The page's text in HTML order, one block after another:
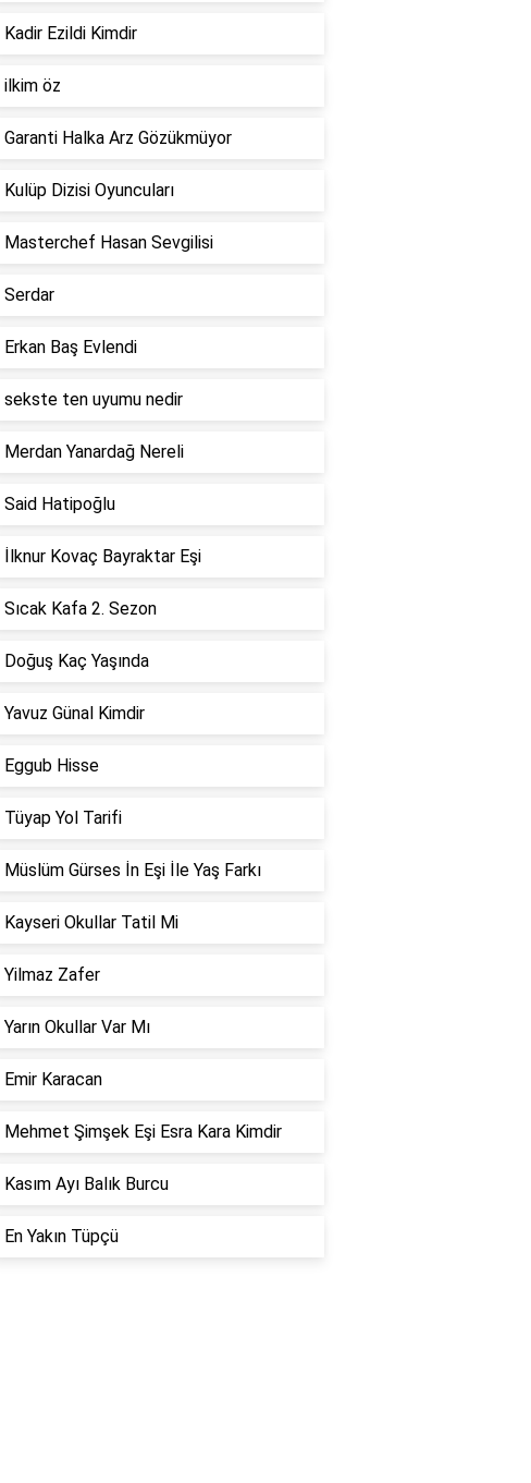
Kadir Ezildi Kimdir
ilkim öz
Garanti Halka Arz Gözükmüyor
Kulüp Dizisi Oyuncuları
Masterchef Hasan Sevgilisi
Serdar
Erkan Baş Evlendi
sekste ten uyumu nedir
Merdan Yanardağ Nereli
Said Hatipoğlu
İlknur Kovaç Bayraktar Eşi
Sıcak Kafa 2. Sezon
Doğuş Kaç Yaşında
Yavuz Günal Kimdir
Eggub Hisse
Tüyap Yol Tarifi
Müslüm Gürses İn Eşi İle Yaş Farkı
Kayseri Okullar Tatil Mi
Yilmaz Zafer
Yarın Okullar Var Mı
Emir Karacan
Mehmet Şimşek Eşi Esra Kara Kimdir
Kasım Ayı Balık Burcu
En Yakın Tüpçü